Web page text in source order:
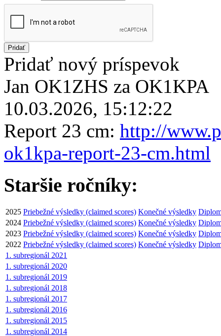
Pridať
Pridať nový príspevok
Jan OK1ZHS za OK1KPA
10.03.2026, 15:12:22
Report 23 cm: http://
ok1kpa-report-23-cm.html
Staršie ročníky:
2025 Priebežné výsledky (claimed scores) Konečné výsledky
2024 Priebežné výsledky (claimed scores) Konečné výsledky
2023 Priebežné výsledky (claimed scores) Konečné výsledky
2022 Priebežné výsledky (claimed scores) Konečné výsledky
1. subregionál 2021
1. subregionál 2020
1. subregionál 2019
1. subregionál 2018
1. subregionál 2017
1. subregionál 2016
1. subregionál 2015
1. subregionál 2014